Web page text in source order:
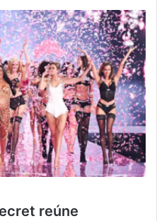
reúne